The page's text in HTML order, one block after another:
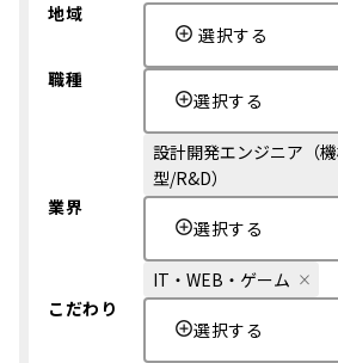
地域
選択する
職種
選択する
設計開発エンジニア（
型/R&D）
業界
選択する
IT・WEB・ゲーム
こだわり
選択する